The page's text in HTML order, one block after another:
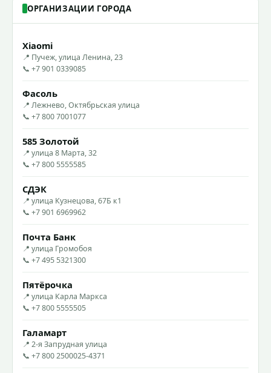
ОРГАНИЗАЦИИ ГОРОДА
Xiaomi
📍 Пучеж, улица Ленина, 23
📞 +7 901 0339085
Фасоль
📍 Лежнево, Октябрьская улица
📞 +7 800 7001077
585 Золотой
📍 улица 8 Марта, 32
📞 +7 800 5555585
СДЭК
📍 улица Кузнецова, 67Б к1
📞 +7 901 6969962
Почта Банк
📍 улица Громобоя
📞 +7 495 5321300
Пятёрочка
📍 улица Карла Маркса
📞 +7 800 5555505
Галамарт
📍 2-я Запрудная улица
📞 +7 800 2500025-4371